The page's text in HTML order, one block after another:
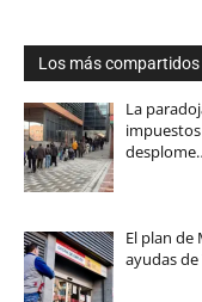
Los más compartidos
La
El plan de
ayudas